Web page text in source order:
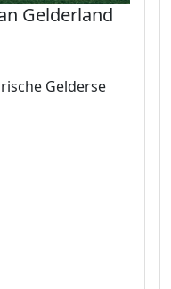
Gelderland
Gelderse